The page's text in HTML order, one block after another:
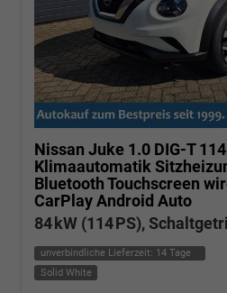
Nissan Juke 1.0 DIG-T
Klimaautomatik
Bluetooth Touchscreen
CarPlay Android Auto
84 kW (114 PS),
unverbindliche Lieferzeit: 14 Tage
Solid White